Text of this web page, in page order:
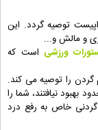
توصیه گردد. این
و مالش و...
ورزشی است که
را توصیه می کند.
بهبود نیافتند، شما را
گردنی خاص به رفع درد